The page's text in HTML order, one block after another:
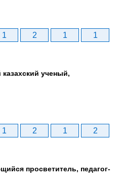
1 2 1
1
ученый,
1 2 1
2
просветитель, педагог-